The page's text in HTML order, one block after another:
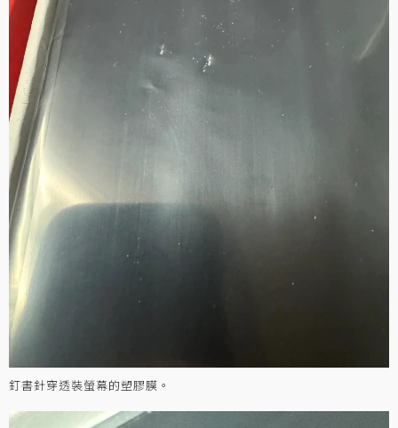
釘書針穿透裝螢幕的塑膠膜。